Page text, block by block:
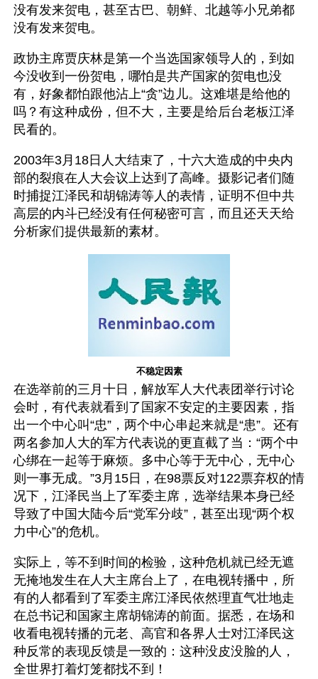
没有发来贺电，甚至古巴、朝鲜、北越等小兄弟都
没有发来贺电。
政协主席贾庆林是第一个当选国家领导人的，到如
今没收到一份贺电，哪怕是共产国家的贺电也没
有，好象都怕跟他沾上“贪”边儿。这难堪是给他的
吗？有这种成份，但不大，主要是给后台老板江泽
民看的。
2003年3月18日人大结束了，十六大造成的中央内
部的裂痕在人大会议上达到了高峰。摄影记者们随
时捕捉江泽民和胡锦涛等人的表情，证明不但中共
高层的内斗已经没有任何秘密可言，而且还天天给
分析家们提供最新的素材。
不稳定因素
在选举前的三月十日，解放军人大代表团举行讨论
会时，有代表就看到了国家不安定的主要因素，指
出一个中心叫“忠”，两个中心串起来就是“患”。还有
两名参加人大的军方代表说的更直截了当：“两个中
心绑在一起等于麻烦。多中心等于无中心，无中心
则一事无成。”3月15日，在98票反对122票弃权的情
况下，江泽民当上了军委主席，选举结果本身已经
导致了中国大陆今后“党军分歧”，甚至出现“两个权
力中心”的危机。
实际上，等不到时间的检验，这种危机就已经无遮
无掩地发生在人大主席台上了，在电视转播中，所
有的人都看到了军委主席江泽民依然理直气壮地走
在总书记和国家主席胡锦涛的前面。据悉，在场和
收看电视转播的元老、高官和各界人士对江泽民这
种反常的表现反馈是一致的：这种没皮没脸的人，
全世界打着灯笼都找不到！